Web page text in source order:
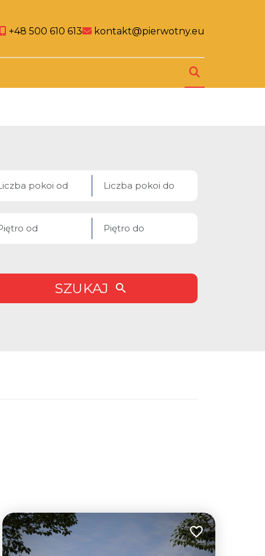
linklinklink
+48 500 610 613 kontakt@pierwotny.eu
SZUKAJ
Dodaj do